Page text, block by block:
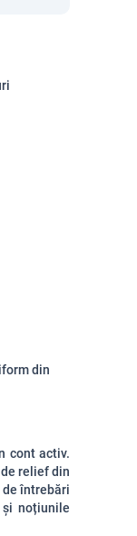
din
cont activ.
relief din
întrebări
noțiunile